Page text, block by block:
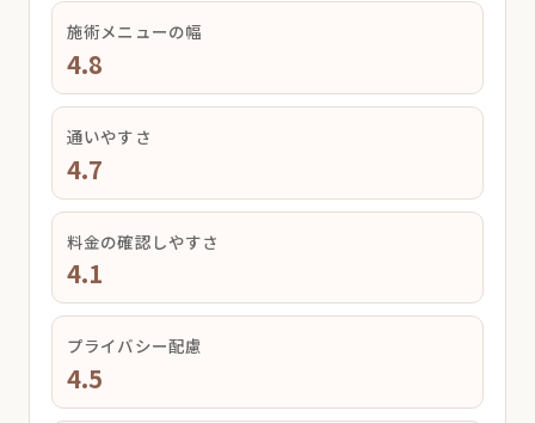
施術メニューの幅
4.8
通いやすさ
4.7
料金の確認しやすさ
4.1
プライバシー配慮
4.5